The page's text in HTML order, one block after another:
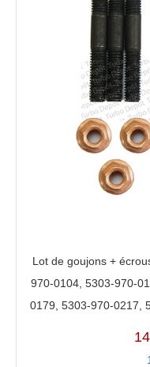
Lot de goujons +
970-0104, 5303-970-
0179, 5303-970-0217,